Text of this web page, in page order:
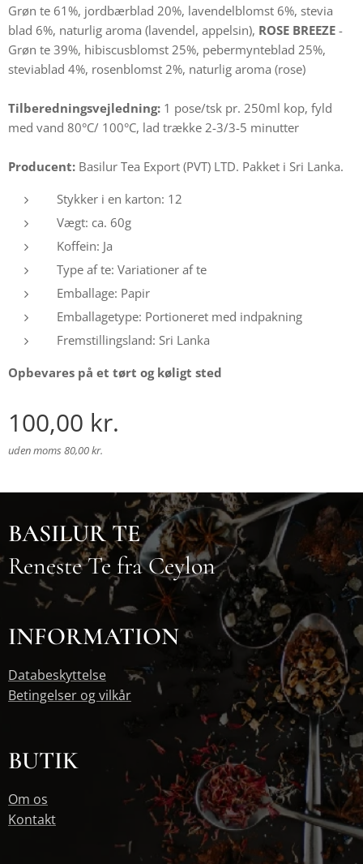
Grøn te 61%, jordbærblad 20%, lavendelblomst 6%, stevia
blad 6%, naturlig aroma (lavendel, appelsin), ROSE BREEZE -
Grøn te 39%, hibiscusblomst 25%, pebermynteblad 25%,
steviablad 4%, rosenblomst 2%, naturlig aroma (rose)
Tilberedningsvejledning: 1 pose/tsk pr. 250ml kop, fyld
med vand 80°C/ 100°C, lad trække 2-3/3-5 minutter
Producent: Basilur Tea Export (PVT) LTD. Pakket i Sri Lanka.
Stykker i en karton: 12
Vægt: ca. 60g
Koffein: Ja
Type af te: Variationer af te
Emballage: Papir
Emballagetype: Portioneret med indpakning
Fremstillingsland: Sri Lanka
Opbevares på et tørt og køligt sted
100,00 kr.
uden moms 80,00 kr.
BASILUR TE
Reneste Te fra Ceylon
INFORMATION
Databeskyttelse
Betingelser og vilkår
BUTIK
Om os
Kontakt